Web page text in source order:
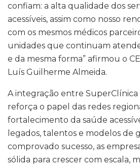
confiam: a alta qualidade dos
acessíveis, assim como nosso
com os mesmos médicos
unidades que continuam
e da mesma forma” afirmou o
Luís Guilherme Almeida.
A integração entre SuperClínica
reforça o papel das redes
fortalecimento da saúde
legados, talentos e modelos de
comprovado sucesso, as
sólida para crescer com escala,